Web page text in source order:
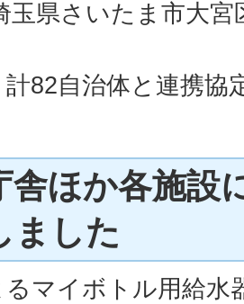
玉県さいたま市大宮
82自治体と連携協
舎ほか各施設
ました
マイボトル用給水